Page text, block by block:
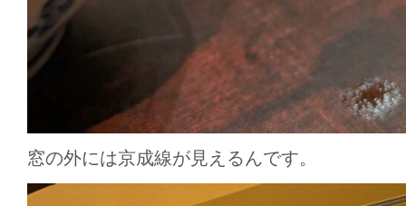
窓の外には京成線が見えるんです。